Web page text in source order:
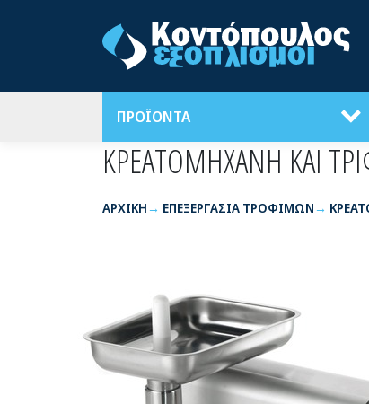
ΠΡΟΪΟΝΤΑ
ΚΡΕΑΤΟΜΗΧΑΝΗ ΚΑΙ
ΑΡΧΙΚΉ ΕΠΕΞΕΡΓΑΣΙΑ ΤΡΟΦΙΜΩΝ